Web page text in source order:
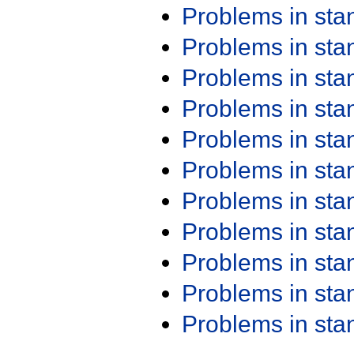
Problems in
Problems in
Problems in
Problems in
Problems in
Problems in
Problems in
Problems in
Problems in
Problems in
Problems in